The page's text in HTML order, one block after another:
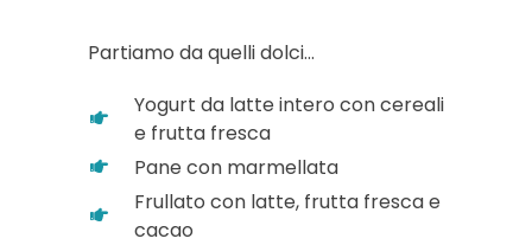
Partiamo da quelli dolci…
Yogurt da latte intero con cereali
e frutta fresca
Pane con marmellata
Frullato con latte, frutta fresca e
cacao